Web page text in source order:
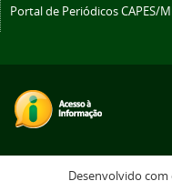
Portal de Periódicos CAPES/
Desenvolvido com